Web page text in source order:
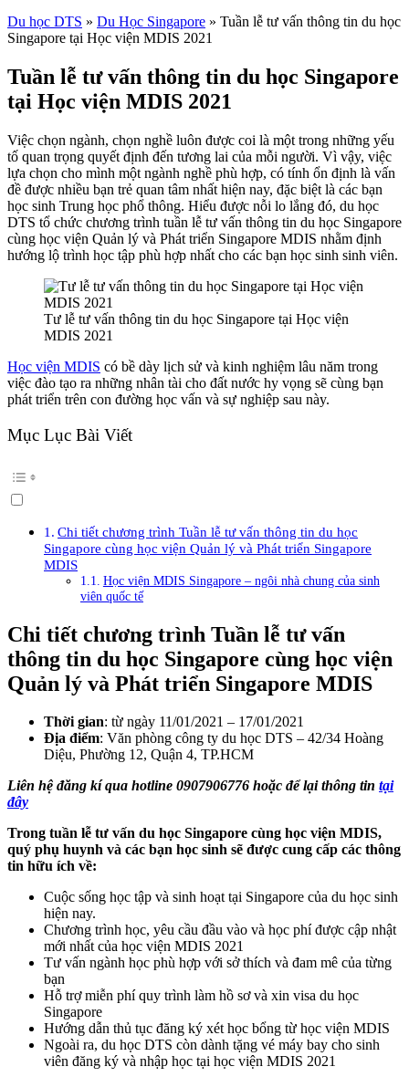
Du học DTS » Du Học Singapore » Tuần lễ tư vấn thông tin du học
Singapore tại Học viện MDIS 2021
Tuần lễ tư vấn thông tin du học Singapore
tại Học viện MDIS 2021
Việc chọn ngành, chọn nghề luôn được coi là một trong những yếu
tố quan trọng quyết định đến tương lai của mỗi người. Vì vậy, việc
lựa chọn cho mình một ngành nghề phù hợp, có tính ổn định là vấn
đề được nhiều bạn trẻ quan tâm nhất hiện nay, đặc biệt là các bạn
học sinh Trung học phổ thông. Hiểu được nỗi lo lắng đó, du học
DTS tổ chức chương trình tuần lễ tư vấn thông tin du học Singapore
cùng học viện Quản lý và Phát triển Singapore MDIS nhằm định
hướng lộ trình học tập phù hợp nhất cho các bạn học sinh sinh viên.
Tư lễ tư vấn thông tin du học Singapore tại Học viện
MDIS 2021
Học viện MDIS có bề dày lịch sử và kinh nghiệm lâu năm trong
việc đào tạo ra những nhân tài cho đất nước hy vọng sẽ cùng bạn
phát triển trên con đường học vấn và sự nghiệp sau này.
Mục Lục Bài Viết
Chi tiết chương trình Tuần lễ tư vấn thông tin du học
Singapore cùng học viện Quản lý và Phát triển Singapore
MDIS
Học viện MDIS Singapore – ngôi nhà chung của sinh
viên quốc tế
Chi tiết chương trình Tuần lễ tư vấn
thông tin du học Singapore cùng học viện
Quản lý và Phát triển Singapore MDIS
Thời gian: từ ngày 11/01/2021 – 17/01/2021
Địa điểm: Văn phòng công ty du học DTS – 42/34 Hoàng
Diệu, Phường 12, Quận 4, TP.HCM
Liên hệ đăng kí qua hotline 0907906776 hoặc để lại thông tin tại
đây
Trong tuần lễ tư vấn du học Singapore cùng học viện MDIS,
quý phụ huynh và các bạn học sinh sẽ được cung cấp các thông
tin hữu ích về:
Cuộc sống học tập và sinh hoạt tại Singapore của du học sinh
hiện nay.
Chương trình học, yêu cầu đầu vào và học phí được cập nhật
mới nhất của học viện MDIS 2021
Tư vấn ngành học phù hợp với sở thích và đam mê của từng
bạn
Hỗ trợ miễn phí quy trình làm hồ sơ và xin visa du học
Singapore
Hướng dẫn thủ tục đăng ký xét học bổng từ học viện MDIS
Ngoài ra, du học DTS còn dành tặng vé máy bay cho sinh
viên đăng ký và nhập học tại học viện MDIS 2021